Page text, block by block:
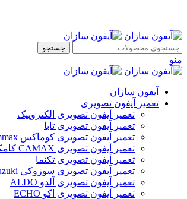
جستجو
منو
آیفون سازان
تعمیر آیفون تصویری
تعمیر آیفون تصویری الکتروپیک
تعمیر آیفون تصویری تابا
تعمیر آیفون تصویری کوماکس commax | تعمیرات تخصصی آیفون
تعمیر آیفون تصویری CAMAX کامکث
تعمیر آیفون تصویری تکنما
تعمیر آیفون تصویری سوزوکی suzuki
تعمیر آیفون تصویری آلدو ALDO
تعمیر آیفون تصویری اکو ECHO